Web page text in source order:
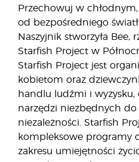
Przechowuj w
od bezpośredniego
Naszyjnik stworzyła Bee,
Starfish Project w
Starfish Project jest
kobietom oraz
handlu ludźmi i wyzysku,
narzędzi niezbędnych do
niezależności. Starfish
kompleksowe programy
zakresu umiejętności